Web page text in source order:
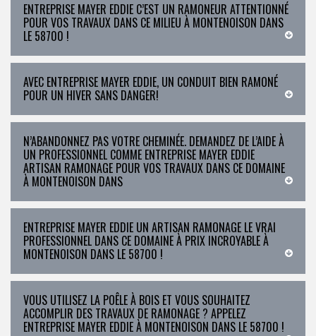
ENTREPRISE MAYER EDDIE C’EST UN RAMONEUR ATTENTIONNÉ
POUR VOS TRAVAUX DANS CE MILIEU À MONTENOISON DANS
LE 58700 !
AVEC ENTREPRISE MAYER EDDIE, UN CONDUIT BIEN RAMONÉ
POUR UN HIVER SANS DANGER!
N’ABANDONNEZ PAS VOTRE CHEMINÉE. DEMANDEZ DE L’AIDE À
UN PROFESSIONNEL COMME ENTREPRISE MAYER EDDIE
ARTISAN RAMONAGE POUR VOS TRAVAUX DANS CE DOMAINE
À MONTENOISON DANS
ENTREPRISE MAYER EDDIE UN ARTISAN RAMONAGE LE VRAI
PROFESSIONNEL DANS CE DOMAINE À PRIX INCROYABLE À
MONTENOISON DANS LE 58700 !
VOUS UTILISEZ LA POÊLE À BOIS ET VOUS SOUHAITEZ
ACCOMPLIR DES TRAVAUX DE RAMONAGE ? APPELEZ
ENTREPRISE MAYER EDDIE À MONTENOISON DANS LE 58700 !